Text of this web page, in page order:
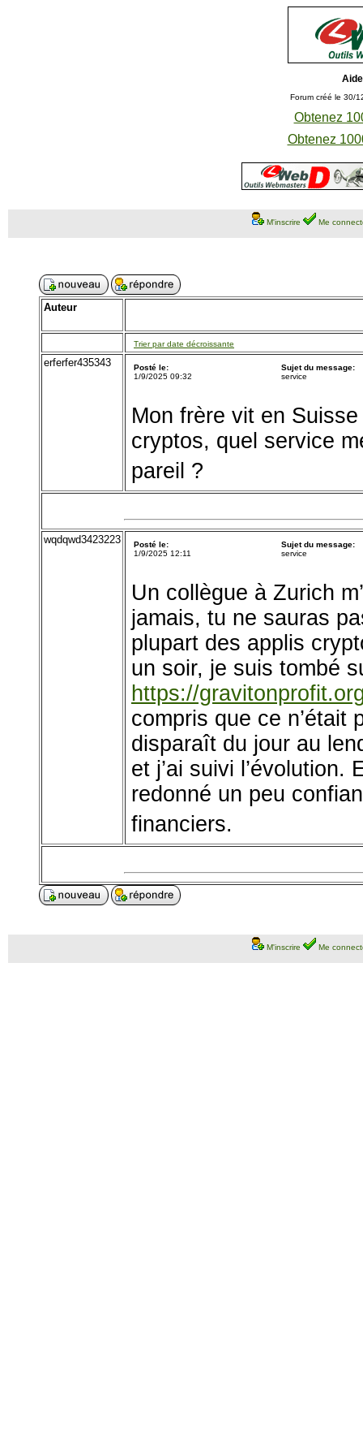
Forum créé le 30/
Obtenez
Obtenez
M'inscrire Me
Auteur
Trier par date décroissante
erferfer435343
Posté le:
1/9/2025 09:32
Sujet du message:
service
Mon frère vit en
cryptos, quel service
pareil ?
wqdqwd3423223
Posté le:
1/9/2025 12:11
Sujet du message:
service
Un collègue à Zurich
jamais, tu ne sauras
plupart des applis
un soir, je suis tombé
https://
compris que ce n’était
disparaît du jour au
et j’ai suivi l’évolution.
redonné un peu
financiers.
M'inscrire Me